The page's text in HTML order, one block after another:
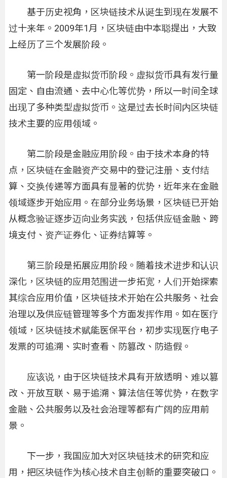
基于历史视角，区块链技术从诞生到现在发展不
过十来年。2009年1月，区块链由中本聪提出，大致
上经历了三个发展阶段。
第一阶段是虚拟货币阶段。虚拟货币具有发行量
固定、自由流通、去中心化等优势，所以一时间全球
出现了多种类型虚拟货币。这是过去长时间内区块链
技术主要的应用领域。
第二阶段是金融应用阶段。由于技术本身的特
点，区块链在金融资产交易中的登记注册、支付结
算、交换传递等方面具有显著的优势，近年来在金融
领域逐步开始应用。在部分业务场景，区块链已开始
从概念验证逐步迈向业务实践，包括供应链金融、跨
境支付、资产证券化、证券结算等。
第三阶段是拓展应用阶段。随着技术进步和认识
深化，区块链的应用范围进一步拓宽，人们开始探索
其综合应用价值，区块链技术开始在公共服务、社会
治理以及供应链管理等多个方面发挥作用。如在医疗
领域，区块链技术赋能医保平台，初步实现医疗电子
发票的可追溯、实时查看、防篡改、防造假。
应该说，由于区块链技术具有开放透明、难以篡
改、开放互联、易于追溯、算法信任等优势，在数字
金融、公共服务以及社会治理等都有广阔的应用前
景。
下一步，我国应加大对区块链技术的研究和应
用，把区块链作为核心技术自主创新的重要突破口。